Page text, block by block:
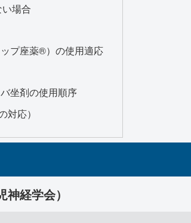
場合
プ座薬®）の使用適応
坐剤の使用順序
対応）
経学会）